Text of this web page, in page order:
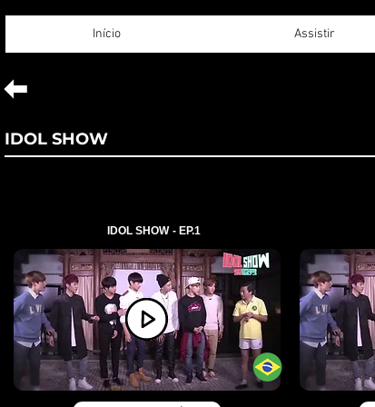
Início Assistir
IDOL SHOW
IDOL SHOW - EP.1